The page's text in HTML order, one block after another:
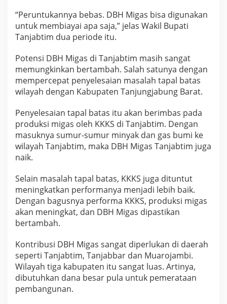
“Peruntukannya bebas. DBH Migas bisa digunakan
untuk membiayai apa saja,” jelas Wakil Bupati
Tanjabtim dua periode itu.
Potensi DBH Migas di Tanjabtim masih sangat
memungkinkan bertambah. Salah satunya dengan
mempercepat penyelesaian masalah tapal batas
wilayah dengan Kabupaten Tanjungjabung Barat.
Penyelesaian tapal batas itu akan berimbas pada
produksi migas oleh KKKS di Tanjabtim. Dengan
masuknya sumur-sumur minyak dan gas bumi ke
wilayah Tanjabtim, maka DBH Migas Tanjabtim juga
naik.
Selain masalah tapal batas, KKKS juga dituntut
meningkatkan performanya menjadi lebih baik.
Dengan bagusnya performa KKKS, produksi migas
akan meningkat, dan DBH Migas dipastikan
bertambah.
Kontribusi DBH Migas sangat diperlukan di daerah
seperti Tanjabtim, Tanjabbar dan Muarojambi.
Wilayah tiga kabupaten itu sangat luas. Artinya,
dibutuhkan dana besar pula untuk pemerataan
pembangunan.